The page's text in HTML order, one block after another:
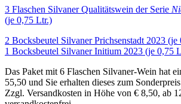
3 Flaschen Silvaner Qualitätswein der Serie
(je 0,75 Ltr.)
2 Bocksbeutel Silvaner Prichsenstadt 2023
1 Bocksbeutel Silvaner Initium 2023 (je 0,75
Das Paket mit 6 Flaschen Silvaner-Wein hat
55,50 und Sie erhalten dieses zum
Zzgl. Versandkosten in Höhe von € 8,50, ab